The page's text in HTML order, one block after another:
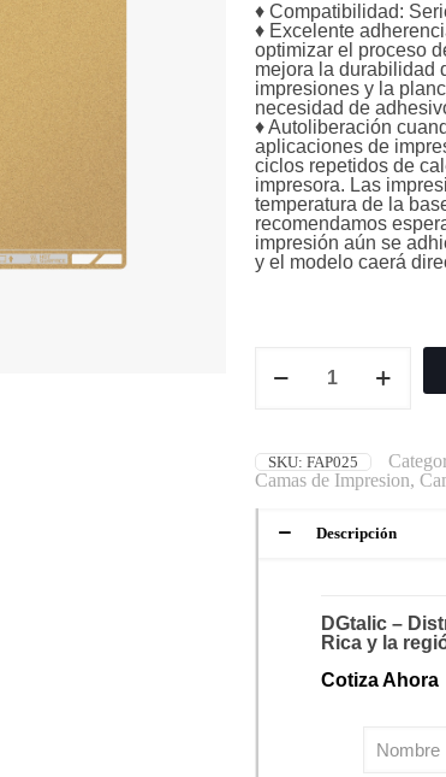
♦ Compatibilidad:
♦ Excelente
optimizar el proceso
mejora la durabilidad
impresiones y la
necesidad de
♦ Autoliberación
aplicaciones de
ciclos repetidos de
impresora. Las
temperatura de la
recomendamos
impresión aún se
y el modelo caerá
SKU: FAP025
Camas de Impresion,
Descripción
DGtalic –
Rica y la
Cotiza Ahora